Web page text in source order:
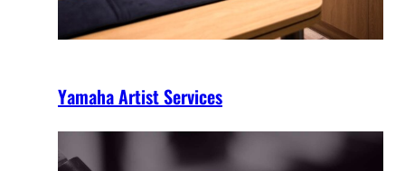
Yamaha Artist Services